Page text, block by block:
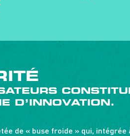
D’INNOVATION.
de « buse froide » qui, intégrée